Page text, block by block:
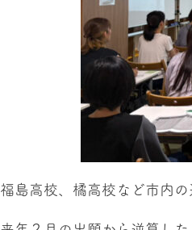
福島高校、橘高校など市内の